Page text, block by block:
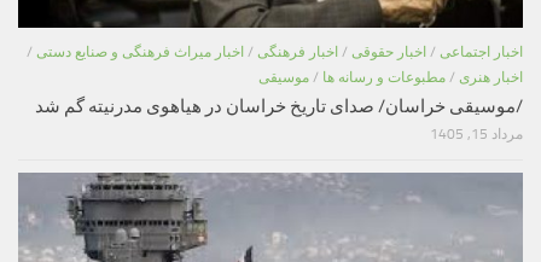
اخبار اجتماعی / اخبار حقوقی / اخبار فرهنگی / اخبار میراث فرهنگی و صنایع دستی /
اخبار هنری / مطبوعات و رسانه ها / موسیقی
/موسیقی خراسان/ صدای تاریخ خراسان در هیاهوی مدرنیته گم شد
مرداد 15, 1405